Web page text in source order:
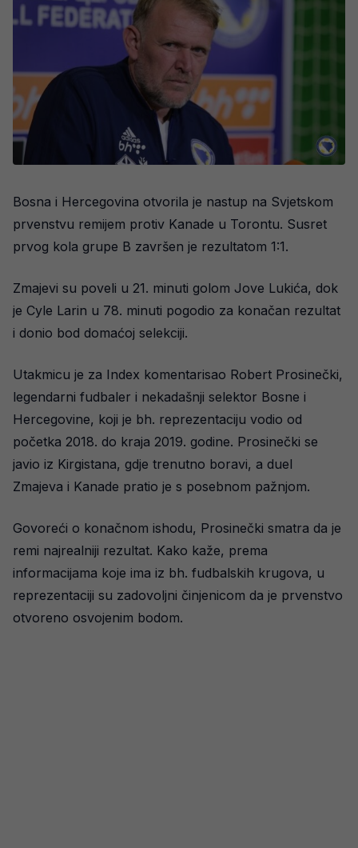
Bosna i Hercegovina otvorila je nastup na Svjetskom
prvenstvu remijem protiv Kanade u Torontu. Susret
prvog kola grupe B završen je rezultatom 1:1.
Zmajevi su poveli u 21. minuti golom Jove Lukića, dok
je Cyle Larin u 78. minuti pogodio za konačan rezultat
i donio bod domaćoj selekciji.
Utakmicu je za Index komentarisao Robert Prosinečki,
legendarni fudbaler i nekadašnji selektor Bosne i
Hercegovine, koji je bh. reprezentaciju vodio od
početka 2018. do kraja 2019. godine. Prosinečki se
javio iz Kirgistana, gdje trenutno boravi, a duel
Zmajeva i Kanade pratio je s posebnom pažnjom.
Govoreći o konačnom ishodu, Prosinečki smatra da je
remi najrealniji rezultat. Kako kaže, prema
informacijama koje ima iz bh. fudbalskih krugova, u
reprezentaciji su zadovoljni činjenicom da je prvenstvo
otvoreno osvojenim bodom.